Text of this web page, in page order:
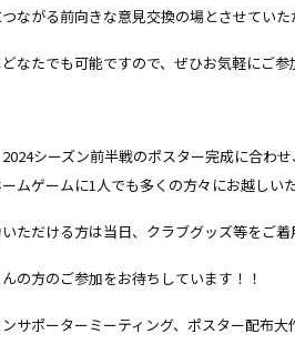
ながる前向きな意見交換の場とさせていた
なたでも可能ですので、ぜひお気軽にご参
2024シーズン前半戦のポスター完成に合わ
ームゲームに1人でも多くの方々にお越しい
ただける方は当日、クラブグッズ等をご
の方のご参加をお待ちしています！！
サポーターミーティング、ポスター配布大